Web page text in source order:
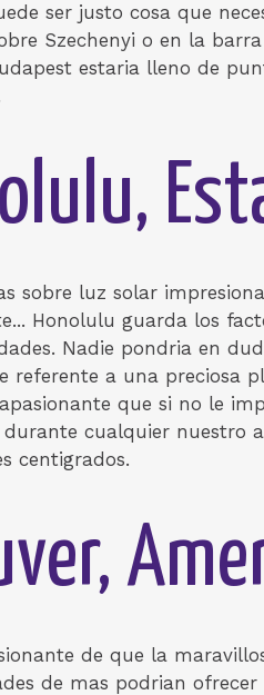
ser justo cosa que
Szechenyi o en la
estaria lleno de
sobre luz solar
Honolulu guarda los
Nadie pondri­a en
referente a una preciosa
que si no le
cualquier nuestro
centigrados.
de que la
de mas podrian